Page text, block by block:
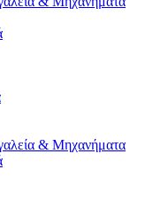
& Μηχανήματα